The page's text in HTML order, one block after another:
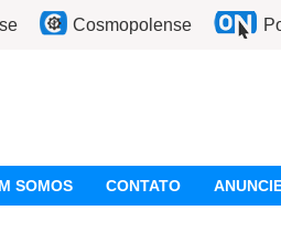
Cosmopolense
SOMOS CONTATO